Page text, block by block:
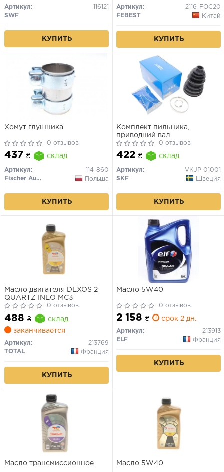
Артикул:
116121
SWF
КУПИТЬ
Артикул:
2116-FOC20
FEBEST
Китай
КУПИТЬ
Хомут глушника
0 отзывов
437 ₴ склад
Артикул:
114-860
Fischer Automotive One (FA1)
Польша
КУПИТЬ
Комплект пильника,
приводний вал
0 отзывов
422 ₴ склад
Артикул:
VKJP 01001
SKF
Швеция
КУПИТЬ
Масло двигателя DEXOS 2
QUARTZ INEO MC3
0 отзывов
488 ₴
склад
заканчивается
Артикул:
213769
TOTAL
Франция
КУПИТЬ
Масло 5W40
0 отзывов
2 158 ₴ срок 2 дн.
Артикул:
213913
ELF
Франция
КУПИТЬ
Масло трансмиссионное Масло 5W40